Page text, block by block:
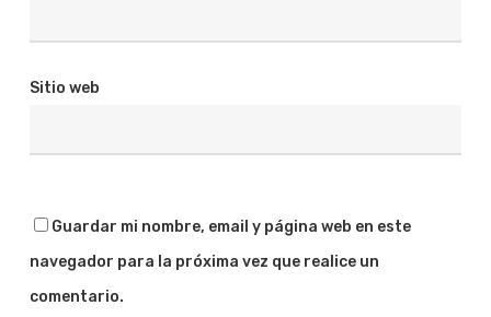
Sitio web
Guardar mi nombre, email y página web en este
navegador para la próxima vez que realice un
comentario.